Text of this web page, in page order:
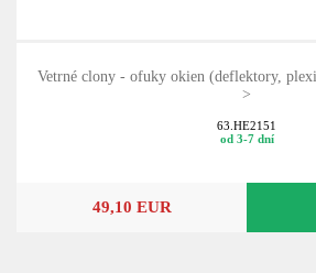
Vetrné clony - ofuky okien (deflektory,
>
63.HE2151
od 3-7 dní
49,10 EUR